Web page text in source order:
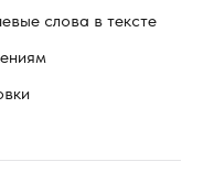
слова в тексте